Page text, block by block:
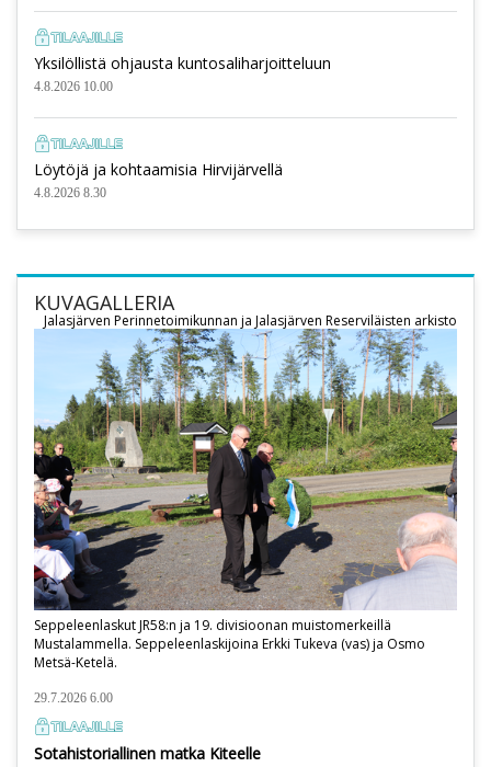
Yksilöllistä ohjausta kuntosaliharjoitteluun
4.8.2026 10.00
Löytöjä ja kohtaamisia Hirvijärvellä
4.8.2026 8.30
KUVAGALLERIA
Seppeleenlaskut JR58:n ja 19. divisioonan muistomerkeillä
Mustalammella. Seppeleenlaskijoina Erkki Tukeva (vas) ja Osmo
Metsä-Ketelä.
Jalasjärven Perinnetoimikunnan ja Jalasjärven Reserviläisten arkisto
29.7.2026 6.00
Sotahistoriallinen matka Kiteelle